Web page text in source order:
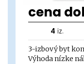
cena
4 iz.
3-izbový byt
Výhoda nízke